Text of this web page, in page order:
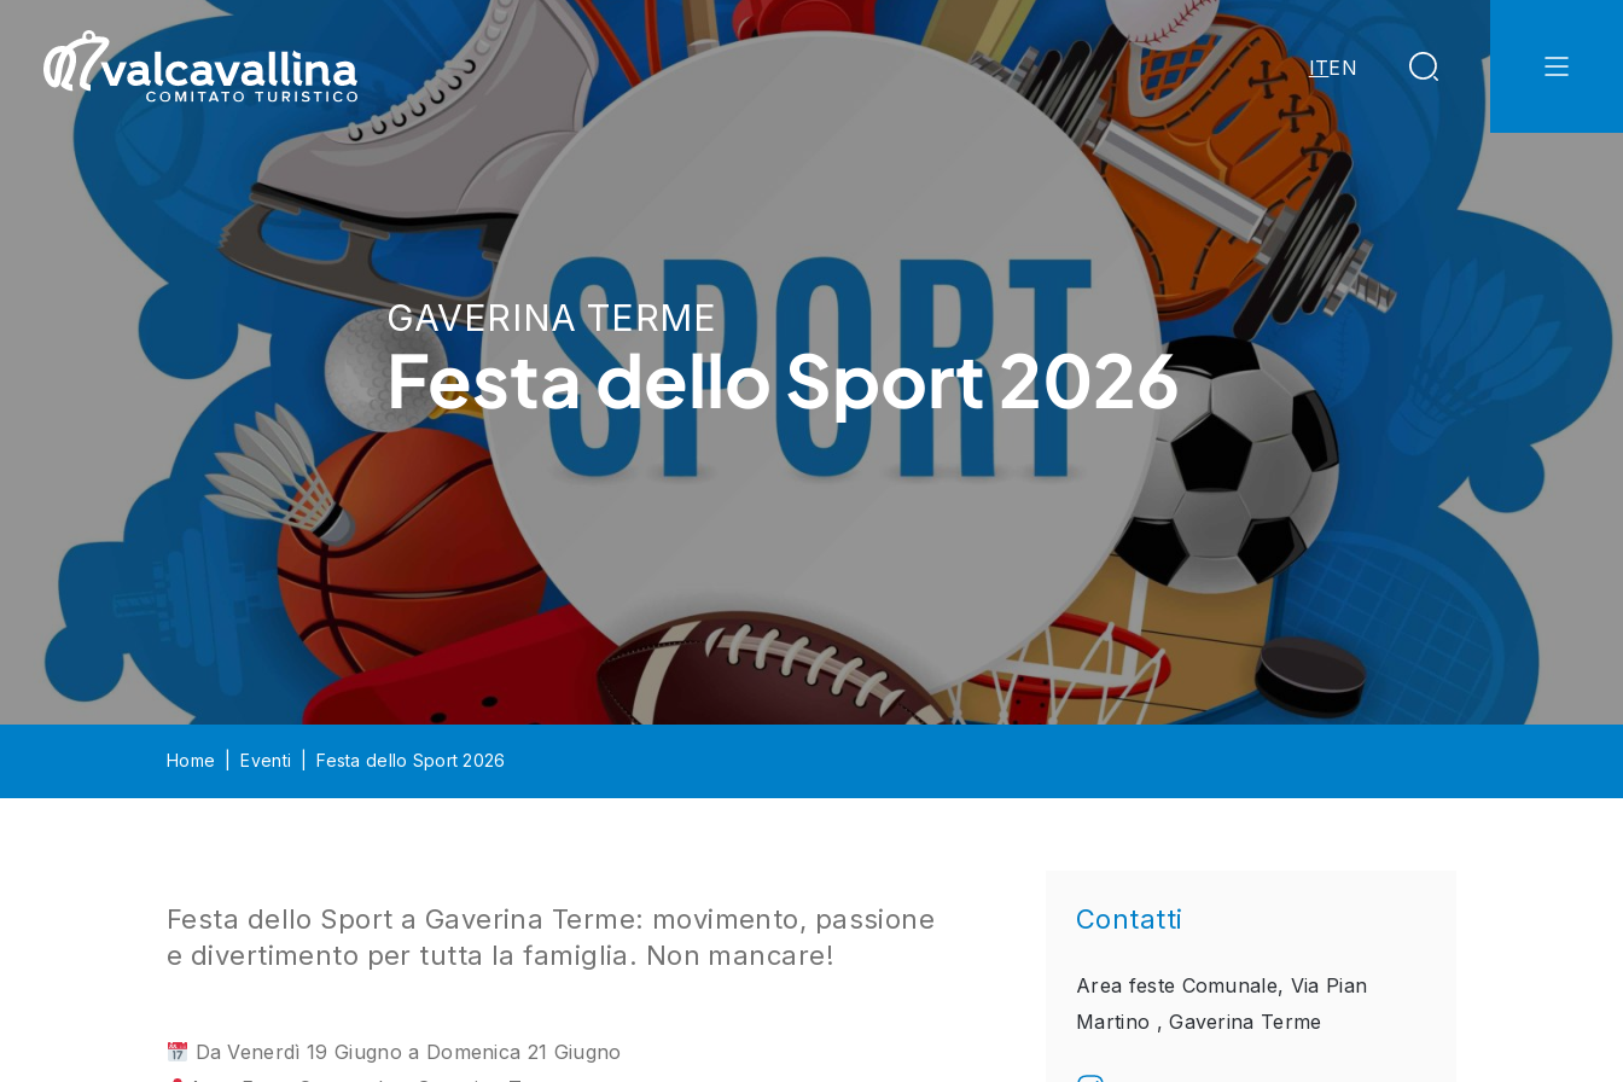
ITEN
GAVERINA TERME
Festa dello Sport 2026
Home Eventi Festa dello Sport 2026
Festa dello Sport a Gaverina Terme: movimento, passione
e divertimento per tutta la famiglia. Non mancare!
Da Venerdì 19 Giugno a Domenica 21 Giugno
Contatti
Area feste Comunale, Via Pian
Martino ,Gaverina Terme